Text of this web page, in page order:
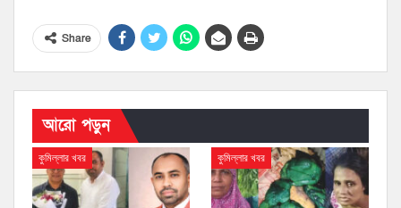
Share
আরো পড়ুন
কুমিল্লার খবর কুমিল্লার খবর